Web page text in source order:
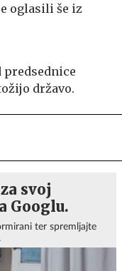
oglasili še iz
predsednice
državo.
svoj
Googlu.
ter spremljajte